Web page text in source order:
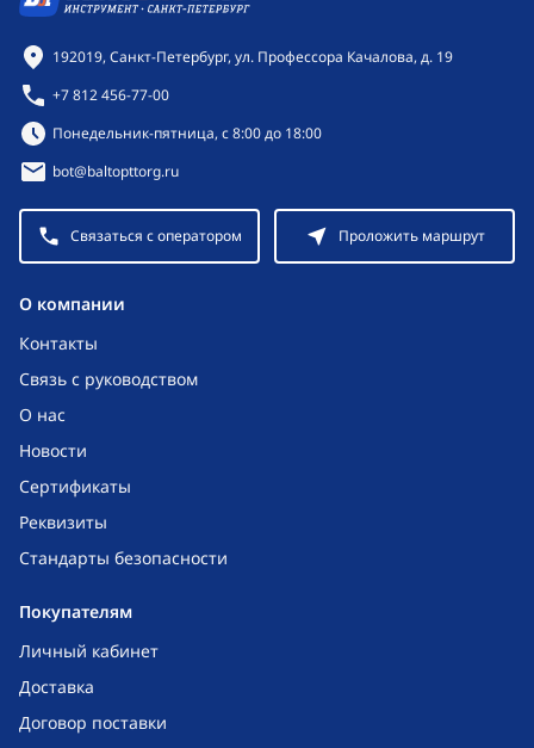
O компании
Контакты
Связь с руководством
О нас
Новости
Сертификаты
Реквизиты
Стандарты безопасности
Покупателям
Личный кабинет
Доставка
Договор поставки
Контактная информация
192019, Санкт-Петербург, ул. Профессора Качалова, д. 19
+7 812 456-77-00
Режим работы:
Понедельник-пятница, с 8:00 до 18:00
bot@baltopttorg.ru
Связаться с оператором Проложить маршрут